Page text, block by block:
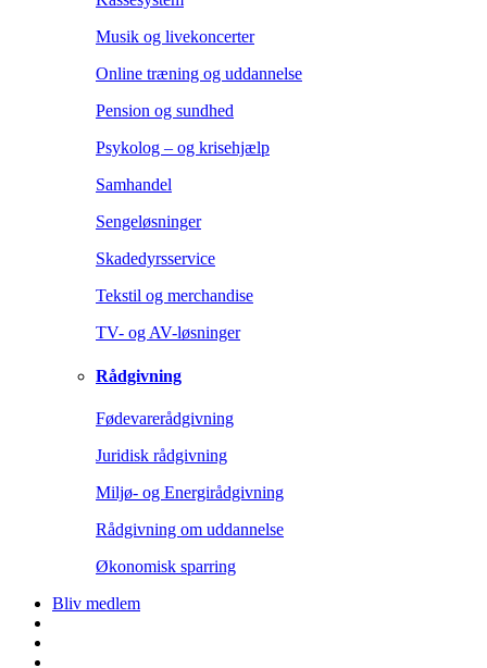
Musik og livekoncerter
Online træning og uddannelse
Pension og sundhed
Psykolog – og krisehjælp
Samhandel
Sengeløsninger
Skadedyrsservice
Tekstil og merchandise
TV- og AV-løsninger
Rådgivning
Fødevarerådgivning
Juridisk rådgivning
Miljø- og Energirådgivning
Rådgivning om uddannelse
Økonomisk sparring
Bliv medlem